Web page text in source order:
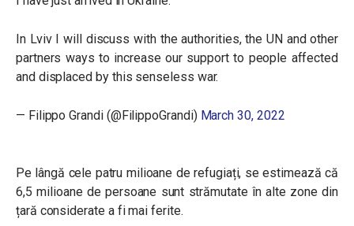
In Lviv I will discuss with the authorities, the UN and other
partners ways to increase our support to people affected
and displaced by this senseless war.
— Filippo Grandi (@FilippoGrandi) March 30, 2022
Pe lângă cele patru milioane de refugiați, se estimează că
6,5 milioane de persoane sunt strămutate în alte zone din
țară considerate a fi mai ferite.